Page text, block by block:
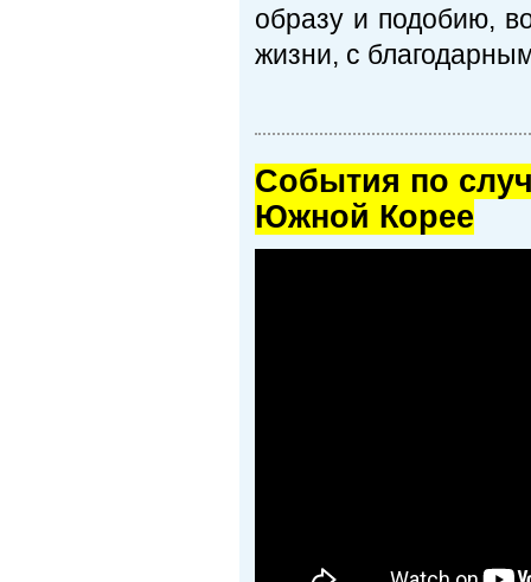
образу и подобию,
жизни, с
Cобытия по
Южной Корее